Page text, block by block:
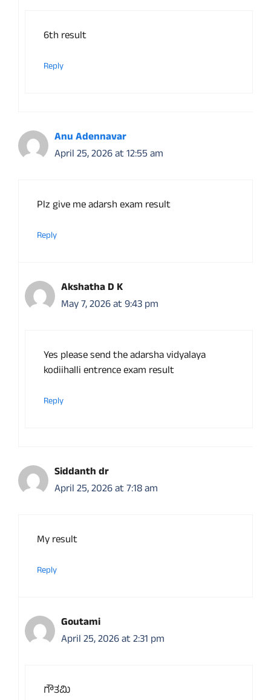
6th result
Reply
Anu Adennavar
April 25, 2026 at 12:55 am
Plz give me adarsh exam result
Reply
Akshatha D K
May 7, 2026 at 9:43 pm
Yes please send the adarsha vidyalaya
kodiihalli entrence exam result
Reply
Siddanth dr
April 25, 2026 at 7:18 am
My result
Reply
Goutami
April 25, 2026 at 2:31 pm
ಗೌತಮಿ